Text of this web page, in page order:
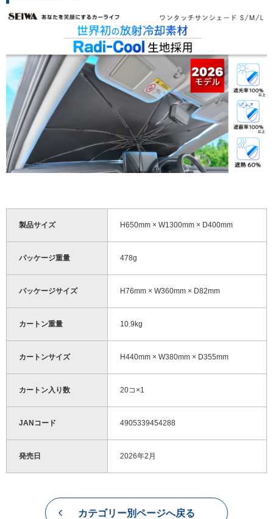
製品サイズ H650mm × W1300mm × D400mm
パッケージ重量 478g
パッケージサイズ H76mm × W360mm × D82mm
カートン重量 10.9kg
カートンサイズ H440mm × W380mm × D355mm
カートン入り数 20コ×1
JANコード 4905339454288
発売日 2026年2月
カテゴリー別ページへ戻る